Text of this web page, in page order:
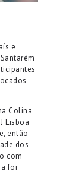
e
Colina
Lisboa
então
dos
com
foi